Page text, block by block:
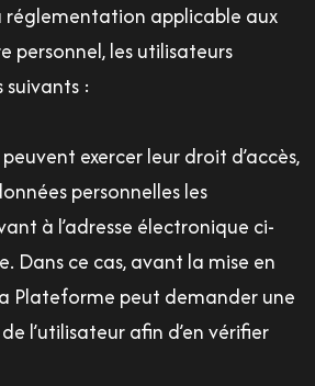
réglementation applicable aux
personnel, les utilisateurs
:
exercer leur droit d’accès,
personnelles les
à l’adresse électronique ci-
Dans ce cas, avant la mise en
Plateforme peut demander une
l’utilisateur afin d’en vérifier